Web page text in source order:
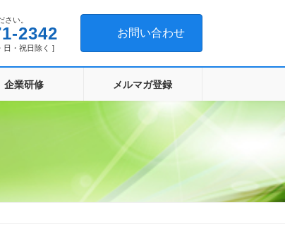
さい。
2342
日・祝日除く ]
お問い合わせ
企業研修 メルマガ登録